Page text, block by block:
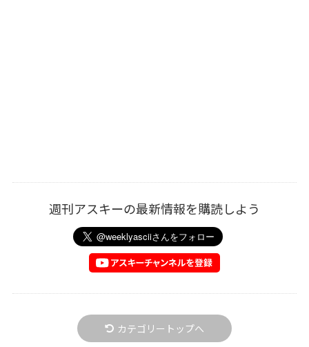
週刊アスキーの最新情報を購読しよう
カテゴリートップへ